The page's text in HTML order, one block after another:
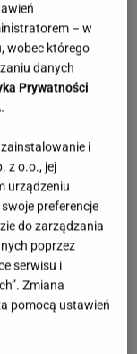
– w
wobec którego
danych
Prywatności
i
z o.o., jej
urządzeniu
preferencje
do zarządzania
poprzez
serwisu i
Zmiana
pomocą ustawień